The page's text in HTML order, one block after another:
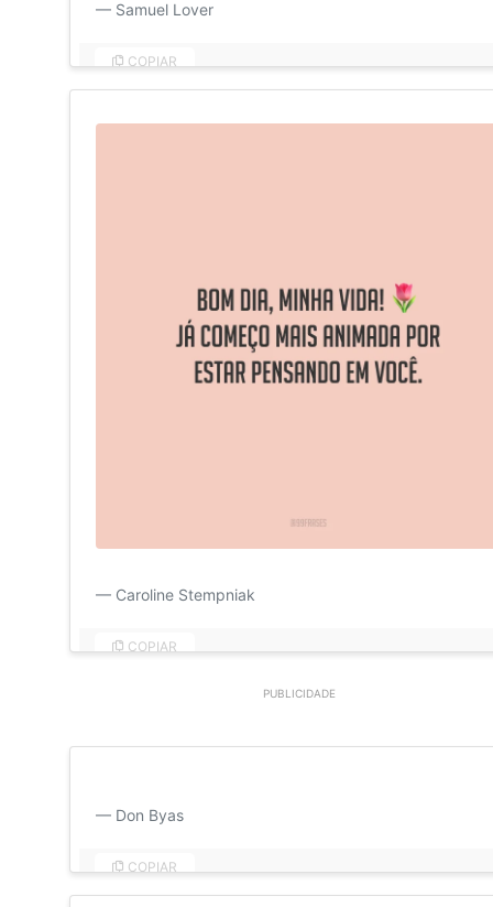
Samuel Lover
COPIAR
Caroline Stempniak
COPIAR
PUBLICIDADE
Don Byas
COPIAR